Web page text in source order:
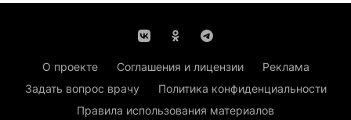
О проекте Соглашения и лицензии
Реклама
Задать вопрос врачу
Политика конфиденциальности
Правила использования материалов